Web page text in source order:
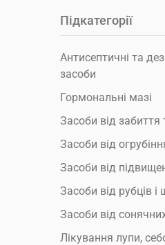
Підкатегорії
Антисептичні та
засоби
Гормональні мазі
Засоби від забиття
Засоби від
Засоби від
Засоби від рубців і
Засоби від
Лікування лупи,